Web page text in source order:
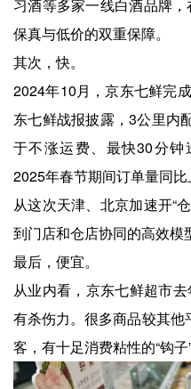
习酒等多家一线白酒品牌
保真与低价的双重保障。
其次，快。
2024年10月，京东七鲜完
东七鲜战报披露，3公里内
于不涨运费、最快30分
2025年春节期间订单量同比
从这次天津、北京加速开“
到门店和仓店协同的高效模
最后，便宜。
从业内看，京东七鲜超市
有杀伤力。很多商品较其
客，有十足消费粘性的“钩子”